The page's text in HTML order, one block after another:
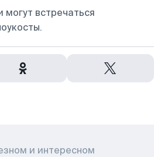
могут встречаться
и интересном